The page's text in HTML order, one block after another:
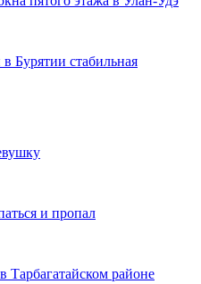
Бурятии стабильная
и пропал
Тарбагатайском районе